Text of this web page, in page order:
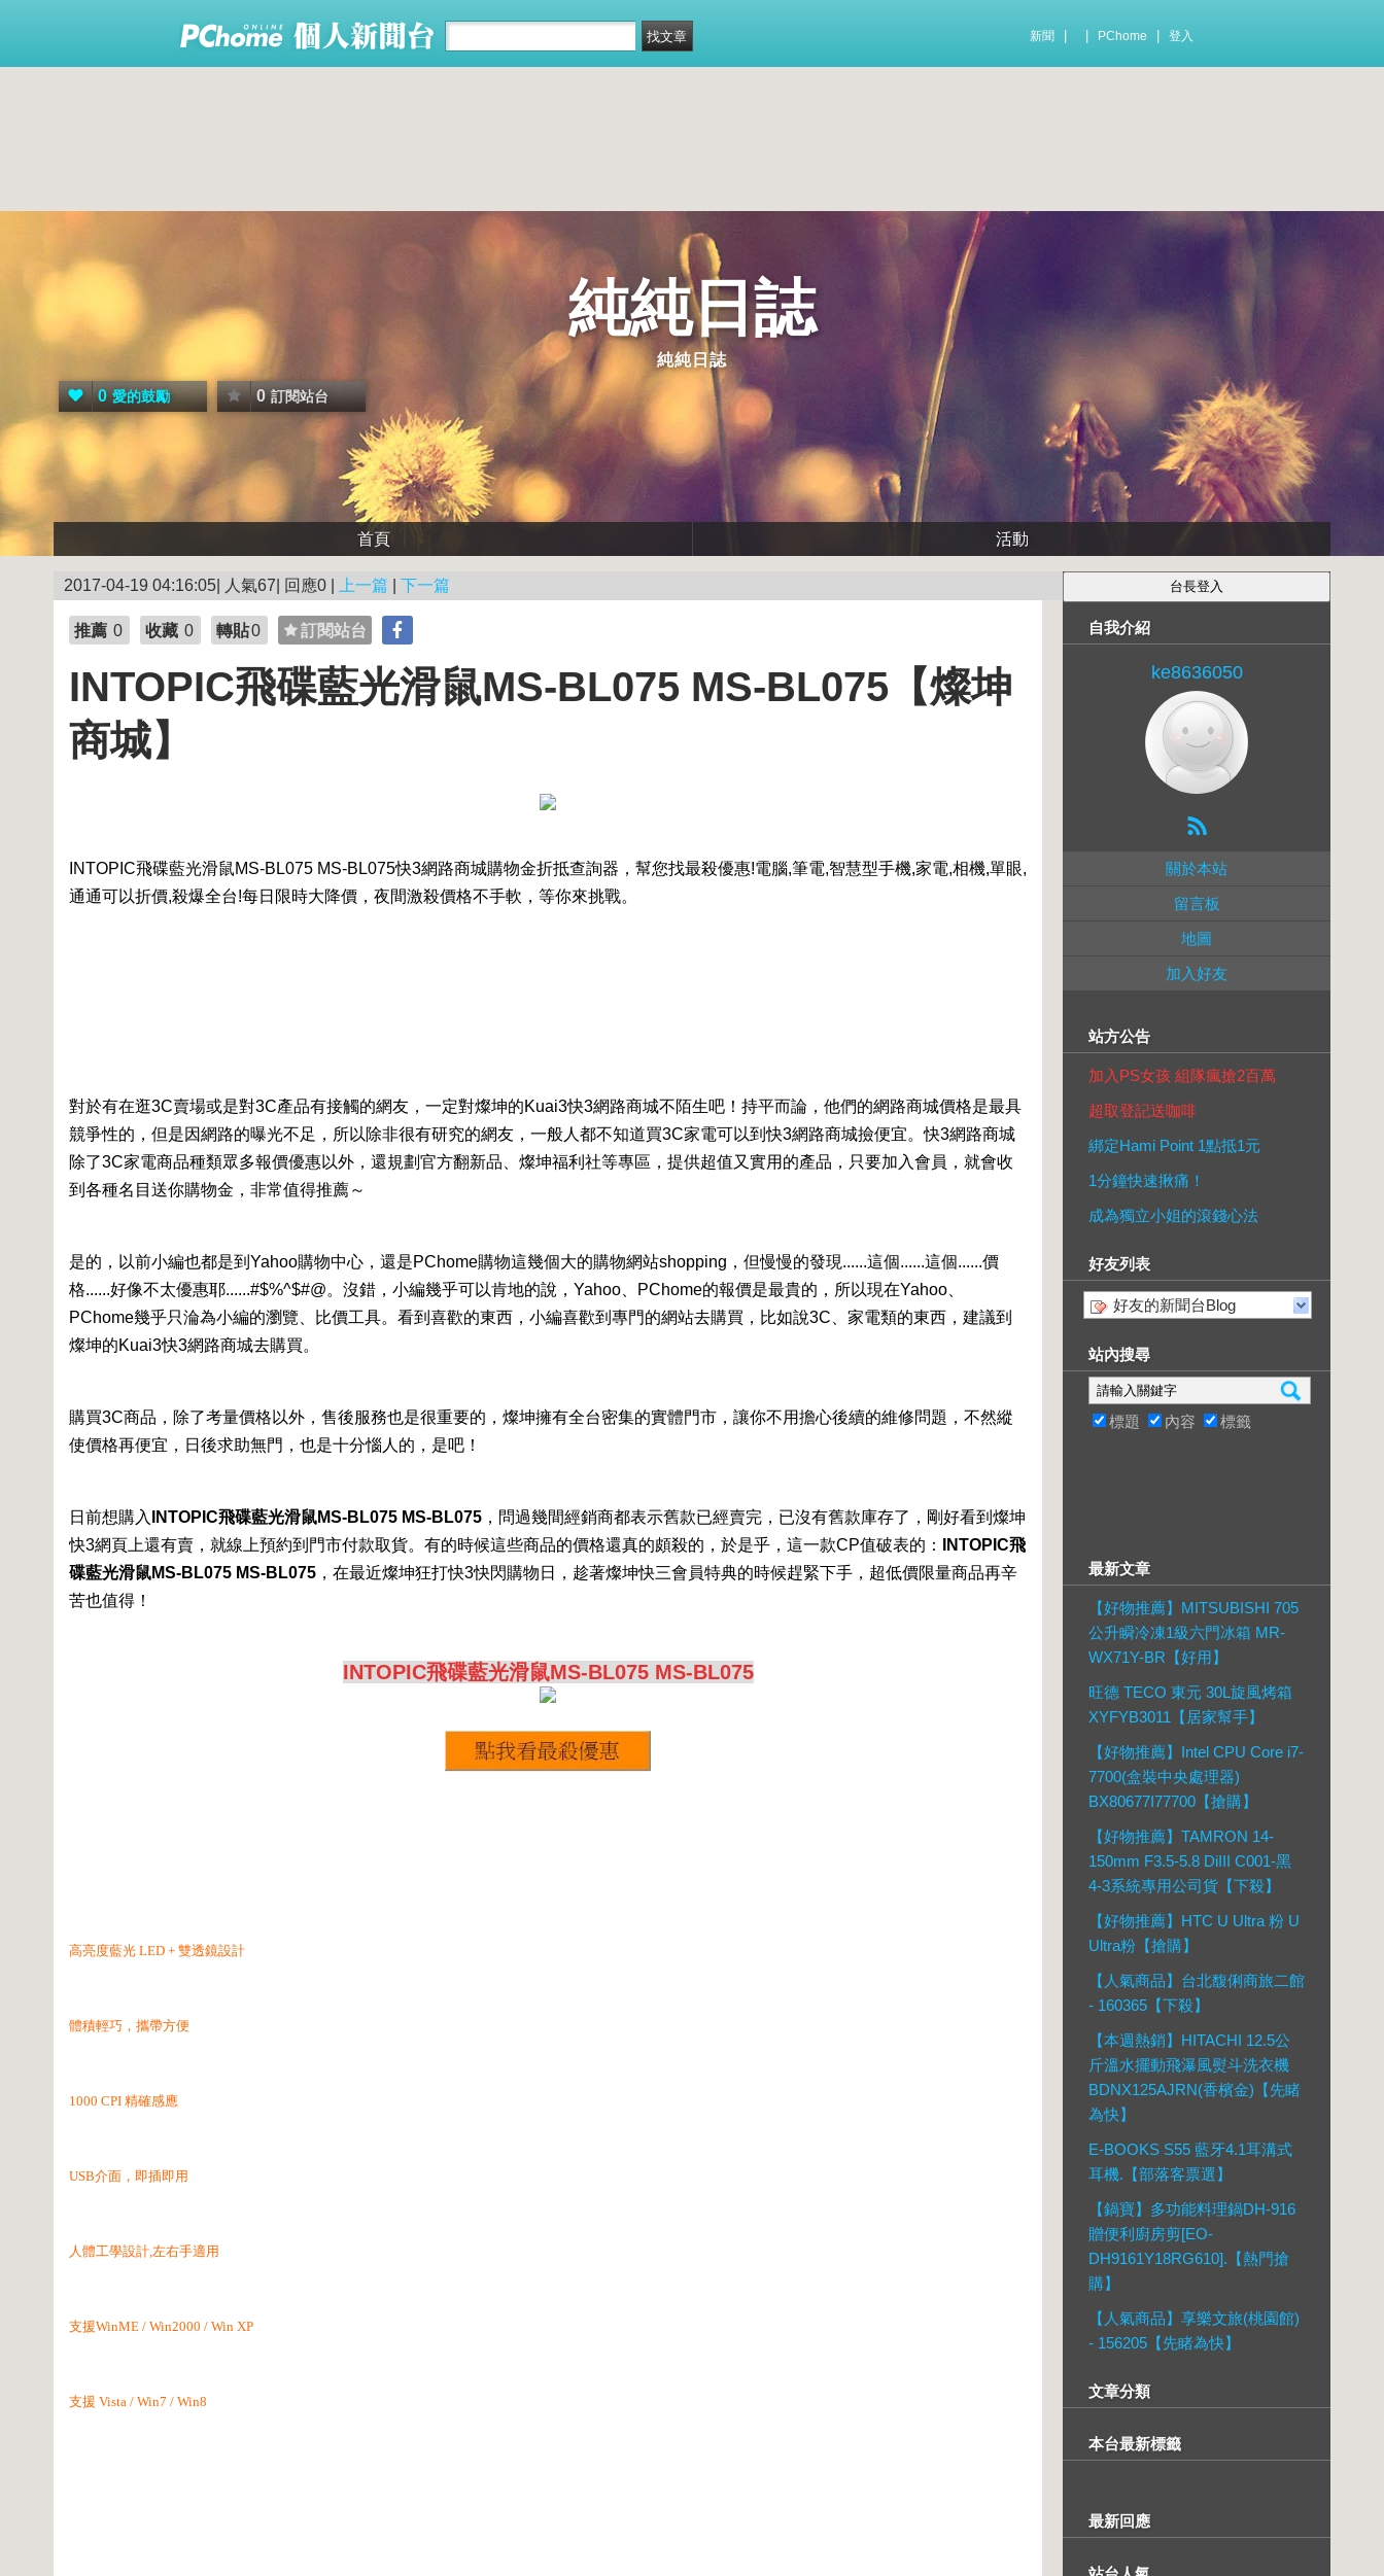
新聞 PChome 登入
純純日誌
純純日誌
0 愛的鼓勵 0 訂閱站台
首頁 活動
2017-04-19 04:16:05| 人氣67| 回應0 | 上一篇 下一篇
推薦 0 收藏 0 轉貼0 訂閱站台
INTOPIC飛碟藍光滑鼠MS-BL075 MS-BL075【燦坤
商城】
INTOPIC飛碟藍光滑鼠MS-BL075 MS-BL075快3網路商城購物金折抵查詢器，幫您找最殺優惠!電腦,筆電,智慧型手機,家電,相機,單眼,
通通可以折價,殺爆全台!每日限時大降價，夜間激殺價格不手軟，等你來挑戰。
對於有在逛3C賣場或是對3C產品有接觸的網友，一定對燦坤的Kuai3快3網路商城不陌生吧！持平而論，他們的網路商城價格是最具
競爭性的，但是因網路的曝光不足，所以除非很有研究的網友，一般人都不知道買3C家電可以到快3網路商城撿便宜。快3網路商城
除了3C家電商品種類眾多報價優惠以外，還規劃官方翻新品、燦坤福利社等專區，提供超值又實用的產品，只要加入會員，就會收
到各種名目送你購物金，非常值得推薦～
是的，以前小編也都是到Yahoo購物中心，還是PChome購物這幾個大的購物網站shopping，但慢慢的發現......這個......這個......價
格......好像不太優惠耶......#$%^$#@。沒錯，小編幾乎可以肯地的說，Yahoo、PChome的報價是最貴的，所以現在Yahoo、
PChome幾乎只淪為小編的瀏覽、比價工具。看到喜歡的東西，小編喜歡到專門的網站去購買，比如說3C、家電類的東西，建議到
燦坤的Kuai3快3網路商城去購買。
購買3C商品，除了考量價格以外，售後服務也是很重要的，燦坤擁有全台密集的實體門市，讓你不用擔心後續的維修問題，不然縱
使價格再便宜，日後求助無門，也是十分惱人的，是吧！
日前想購入 INTOPIC飛碟藍光滑鼠MS-BL075 MS-BL075 ，問過幾間經銷商都表示舊款已經賣完，已沒有舊款庫存了，剛好看到燦坤
快3網頁上還有賣，就線上預約到門市付款取貨。有的時候這些商品的價格還真的頗殺的，於是乎，這一款CP值破表的：
INTOPIC飛
碟藍光滑鼠MS-BL075 MS-BL075 ，在最近燦坤狂打快3快閃購物日，趁著燦坤快三會員特典的時候趕緊下手，超低價限量商品再辛
苦也值得！
INTOPIC飛碟藍光滑鼠MS-BL075 MS-BL075
高亮度藍光 LED + 雙透鏡設計
體積輕巧，攜帶方便
1000 CPI 精確感應
USB介面，即插即用
人體工學設計,左右手適用
支援WinME / Win2000 / Win XP
支援 Vista / Win7 / Win8
自我介紹
ke8636050
關於本站
留言板
地圖
加入好友
站方公告
加入PS女孩 組隊瘋搶2百萬
超取登記送咖啡
綁定Hami Point 1點抵1元
1分鐘快速揪痛！
成為獨立小姐的滾錢心法
好友列表
好友的新聞台Blog
站內搜尋
標題 內容 標籤
最新文章
【好物推薦】MITSUBISHI 705
公升瞬冷凍1級六門冰箱 MR-
WX71Y-BR【好用】
旺德 TECO 東元 30L旋風烤箱
XYFYB3011【居家幫手】
【好物推薦】Intel CPU Core i7-
7700(盒裝中央處理器)
BX80677I77700【搶購】
【好物推薦】TAMRON 14-
150mm F3.5-5.8 DiIII C001-黑
4-3系統專用公司貨【下殺】
【好物推薦】HTC U Ultra 粉 U
Ultra粉【搶購】
【人氣商品】台北馥俐商旅二館
- 160365【下殺】
【本週熱銷】HITACHI 12.5公
斤溫水擺動飛瀑風熨斗洗衣機
BDNX125AJRN(香檳金)【先睹
為快】
E-BOOKS S55 藍牙4.1耳溝式
耳機.【部落客票選】
【鍋寶】多功能料理鍋DH-916
贈便利廚房剪[EO-
DH9161Y18RG610].【熱門搶
購】
【人氣商品】享樂文旅(桃園館)
- 156205【先睹為快】
文章分類
本台最新標籤
最新回應